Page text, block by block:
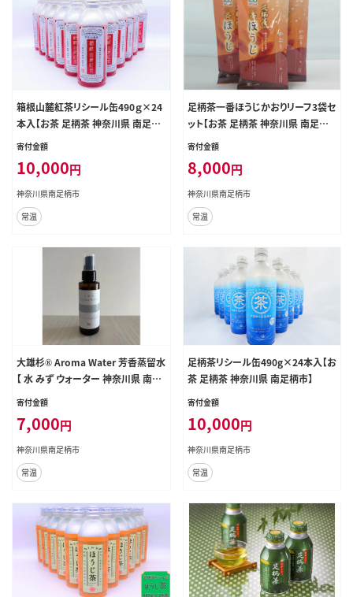
箱根山麓紅茶リシール缶490ｇ×24
本入【お茶 足柄茶 神奈川県 南足柄
市】
寄付金額
10,000円
神奈川県南足柄市
常温
足柄茶一番ほうじかおりリーフ3袋セ
ット【お茶 足柄茶 神奈川県 南足柄
市】
寄付金額
8,000円
神奈川県南足柄市
常温
大雄杉® Aroma Water 芳香蒸留水
【 水 みず ウォーター 神奈川県 南足
柄市 】
寄付金額
7,000円
神奈川県南足柄市
常温
足柄茶リシール缶490g×24本入【お
茶 足柄茶 神奈川県 南足柄市】
寄付金額
10,000円
神奈川県南足柄市
常温